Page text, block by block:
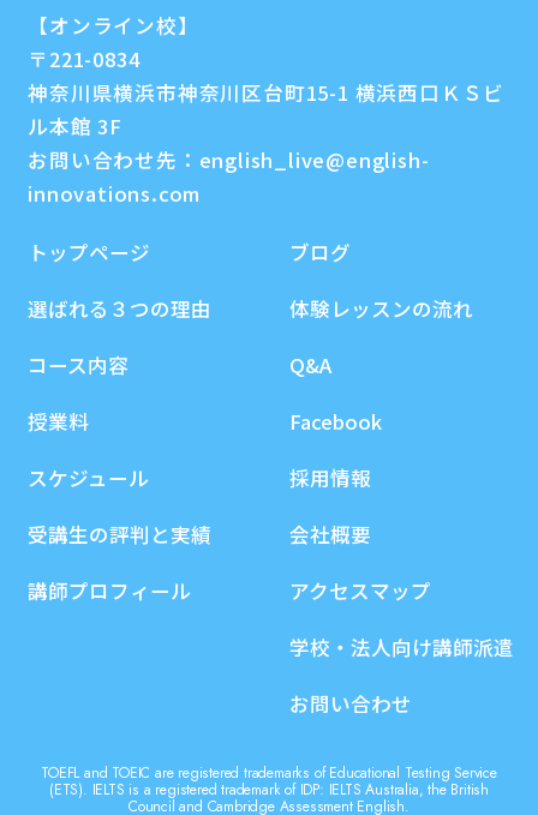
【オンライン校】
〒221-0834
神奈川県横浜市神奈川区台町15-1 横浜西口ＫＳビ
ル本館 3F
お問い合わせ先： english_live@english-
innovations.com
トップページ
選ばれる３つの理由
コース内容
授業料
スケジュール
受講生の評判と実績
講師プロフィール
ブログ
体験レッスンの流れ
Q&A
Facebook
採用情報
会社概要
アクセスマップ
学校・法人向け講師派遣
お問い合わせ
TOEFL and TOEIC are registered trademarks of Educational Testing Service
(ETS). IELTS is a registered trademark of IDP: IELTS Australia, the British
Council and Cambridge Assessment English.